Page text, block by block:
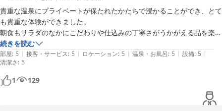
別府明礬温泉 美容・美肌・健康 小宿 －ＹＡＭＡＤＡＹＡ－
2026-02-01
貴重な温泉にプライベートが保たれたかたちで浸かることができ、とて
も貴重な体験ができました。
朝食もサラダのなかにこだわりや仕込みの丁寧さがうかがえる品を楽し
み、感謝いたします。
オーナーさまがたにはお身体ご自愛いただき、
またおうかがいできるのを楽しみにしています。
続きを読む
部屋: 5 | 接客・サービス: 5 | ロケーション: 5 | 温泉・お風呂: 5 | 設備: 5 |
清潔さ: 5
1 129